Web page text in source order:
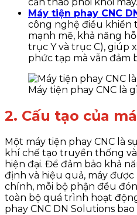
Máy tiện phay CNC
công nghệ điều khiển
mạnh mẽ, khả năng
trục Y và trục C), giúp
phức tạp mà vẫn đảm
Máy tiện phay CNC là
2. Cấu tạo của
Một máy tiện phay CNC là
khí chế tạo truyền thống
hiện đại. Để đảm bảo khả
định và hiệu quả, máy
chính, mỗi bộ phận đều
toàn bộ quá trình hoạt
phay CNC DN Solutions bao